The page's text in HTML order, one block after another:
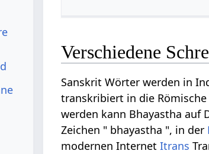
Verschiedene
Sanskrit Wörter werden in
transkribiert in die
werden kann Bhayastha auf
Zeichen " bhayastha ", in der
modernen InternetItrans